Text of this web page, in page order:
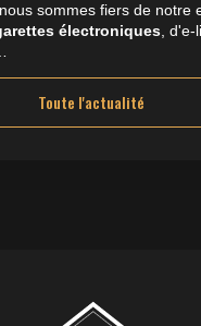
, nous sommes fiers de notre
électroniques ,
Toute l'actualité